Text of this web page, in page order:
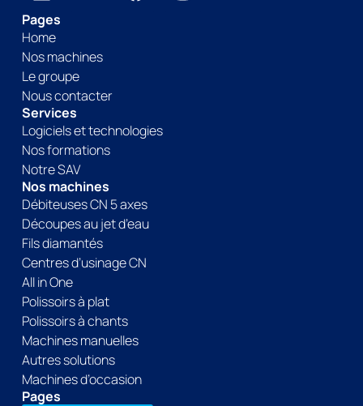
Pages
Home
Nos machines
Le groupe
Nous contacter
Services
Logiciels et technologies
Nos formations
Notre SAV
Nos machines
Débiteuses CN 5 axes
Découpes au jet d’eau
Fils diamantés
Centres d’usinage CN
All in One
Polissoirs à plat
Polissoirs à chants
Machines manuelles
Autres solutions
Machines d’occasion
Pages